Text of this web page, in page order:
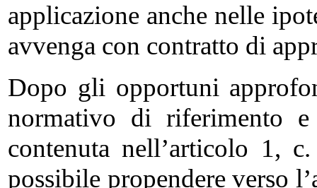
applicazione anche nelle
avvenga con contratto di
Dopo gli opportuni
normativo di riferimento
contenuta nell’articolo 1,
possibile propendere verso